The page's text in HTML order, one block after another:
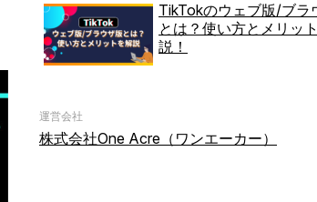
TikTokのウェブ版/ブラ
とは？使い方とメリッ
説！
運営会社
株式会社One Acre（ワンエーカー）